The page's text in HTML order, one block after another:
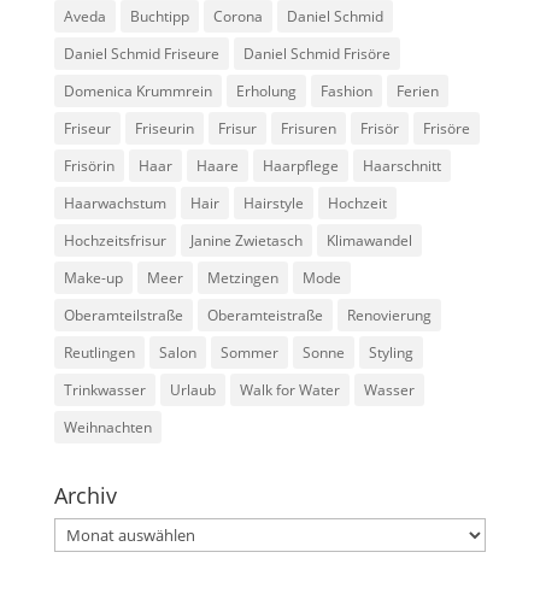
Aveda Buchtipp Corona
Daniel Schmid
Daniel Schmid Friseure
Daniel Schmid Frisöre
Domenica Krummrein
Erholung Fashion
Ferien
Friseur
Friseurin Frisur Frisuren Frisör
Frisöre
Frisörin
Haar Haare Haarpflege
Haarschnitt
Haarwachstum
Hair Hairstyle
Hochzeit
Hochzeitsfrisur
Janine Zwietasch
Klimawandel
Make-up
Meer Metzingen
Mode
Oberamteilstraße
Oberamteistraße
Renovierung
Reutlingen
Salon Sommer Sonne
Styling
Trinkwasser
Urlaub Walk for Water
Wasser
Weihnachten
Archiv
Archiv